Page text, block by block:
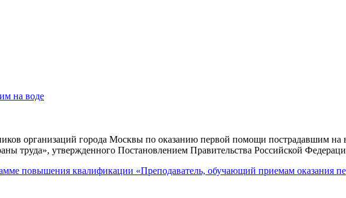
на воде
организаций города Москвы по оказанию первой помощи пострадавшим на
труда», утвержденного Постановлением Правительства Российской
повышения квалификации «Преподаватель, обучающий приемам оказания